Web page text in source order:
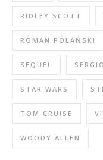
RIDLEY SCOTT
ROMAN POLAŃSKI
SEQUEL
STAR WARS
TOM CRUISE
WOODY ALLEN